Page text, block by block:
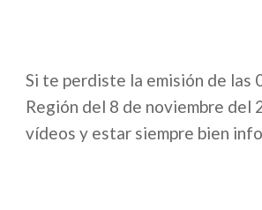
Si te perdiste la emisión de las
Región del 8 de noviembre del
vídeos y estar siempre bien